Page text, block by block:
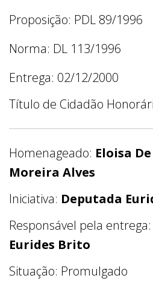
Proposição: PDL 89/1996
Norma: DL 113/1996
Entrega: 02/12/2000
Título de Cidadão
Homenageado: Eloisa
Moreira Alves
Iniciativa: Deputada
Responsável pela entrega:
Eurides Brito
Situação: Promulgado